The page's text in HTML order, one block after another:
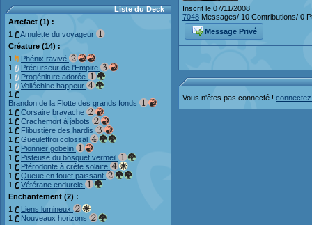
Liste du Deck
Artefact (1) :
1
Amulette du voyageur
Créature (14) :
1
Phénix ravivé
1
Précurseur de l'Empire
1
Progéniture adorée
1
Voiléchine happeur
1
Brandon de la Flotte des grands fonds
1
Corsaire bravache
1
Crachemort à jabots
1
Flibustière des hardis
1
Gueuleffroi colossal
1
Pionnier gobelin
1
Pisteuse du bosquet vermeil
1
Ptérodonte à crête solaire
1
Queue en fouet paissant
1
Vétérane endurcie
Enchantement (2) :
1
Liens lumineux
1
Nouveaux horizons
Inscrit le 07/11/2008
7048 Messages/ 10 Contributions/ 0
Message Privé
Vous n'êtes pas connecté !